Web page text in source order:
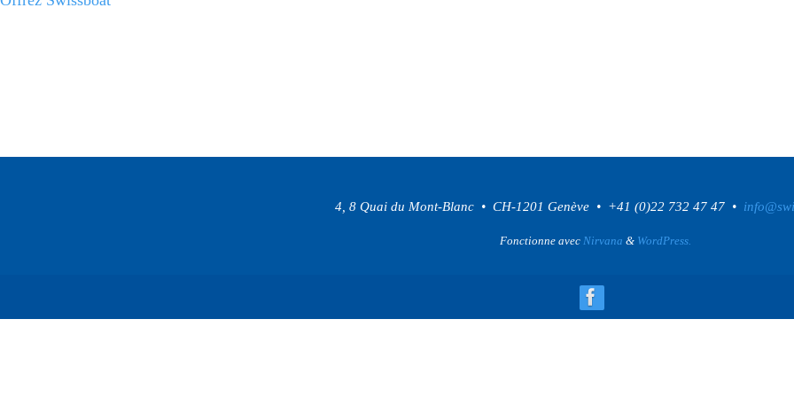
4, 8 Quai du Mont-Blanc • CH-1201 Genève • +41 (0)22 732 47 47 •
Fonctionne avec Nirvana & WordPress.